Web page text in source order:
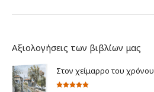
Αξιολογήσεις των βιβλίων μας
Στον χείμαρρο του χρόνου